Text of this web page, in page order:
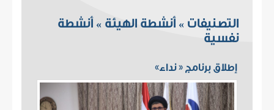
التصنيفات » أنشطة الهيئة » أنشطة
نفسية
إطلاق برنامج « نداء»